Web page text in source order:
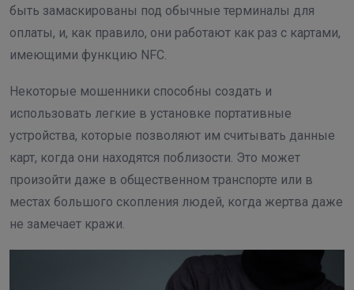
быть замаскированы под обычные терминалы для
оплаты, и, как правило, они работают как раз с картами,
имеющими функцию NFC.
Некоторые мошенники способны создать и
использовать легкие в установке портативные
устройства, которые позволяют им считывать данные
карт, когда они находятся поблизости. Это может
произойти даже в общественном транспорте или в
местах большого скопления людей, когда жертва даже
не замечает кражи.